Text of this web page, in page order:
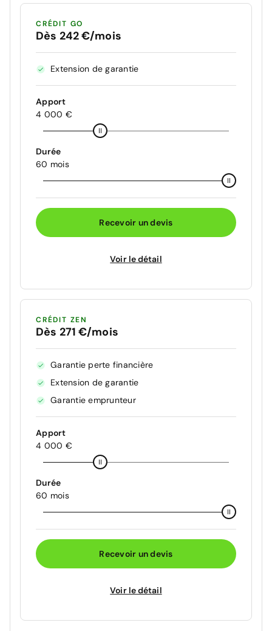
CRÉDIT GO
Dès 242 €/mois
Extension de garantie
Apport
4 000 €
Durée
60 mois
Recevoir un devis
Voir le détail
CRÉDIT ZEN
Dès 271 €/mois
Garantie perte financière
Extension de garantie
Garantie emprunteur
Apport
4 000 €
Durée
60 mois
Recevoir un devis
Voir le détail